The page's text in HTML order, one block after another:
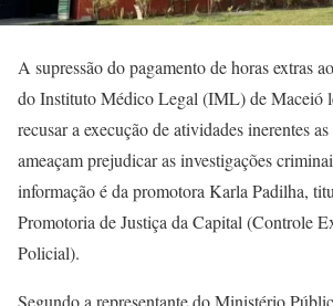
A supressão do pagamento de horas extras
do Instituto Médico Legal (IML) de Maceió
recusar a execução de atividades inerentes
ameaçam prejudicar as investigações
informação é da promotora Karla Padilha,
Promotoria de Justiça da Capital (Controle
Policial).
Segundo a representante do Ministério